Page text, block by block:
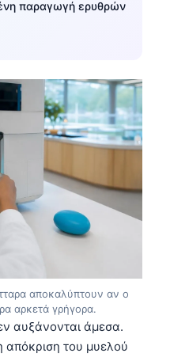
παραγωγή ερυθρών
αποκαλύπτουν αν ο
αρκετά γρήγορα.
αυξάνονται άμεσα.
απόκριση του μυελού